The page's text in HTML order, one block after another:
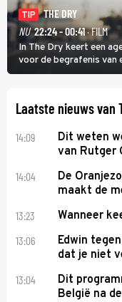
TIP
THE DRY
NU 22:24 - 00:41· FILM
In The Dry keert een
voor de begrafenis van
onderzoeken van diens
Laatste nieuws van
14:09
Dit weten
van Rutger
14:04
De
maakt de
13:23 Wanneer
13:06
Edwin
dat je niet
13:04
Dit
België na